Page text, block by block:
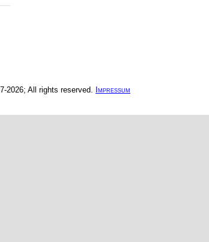
2026; All rights reserved. Impressum